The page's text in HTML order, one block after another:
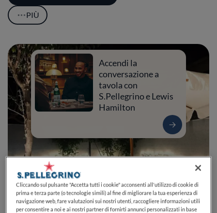
PIÙ
Accendi la
conversazione a
tavola con
S.Pellegrino e Lewis
Hamilton
Cliccando sul pulsante "Accetta tutti i cookie" acconsenti all'utilizzo di cookie di
prima e terza parte (o tecnologie simili) al fine di migliorare la tua esperienza di
navigazione web, fare valutazioni sui nostri utenti, raccogliere informazioni utili
per consentire a noi e ai nostri partner di fornirti annunci personalizzati in base